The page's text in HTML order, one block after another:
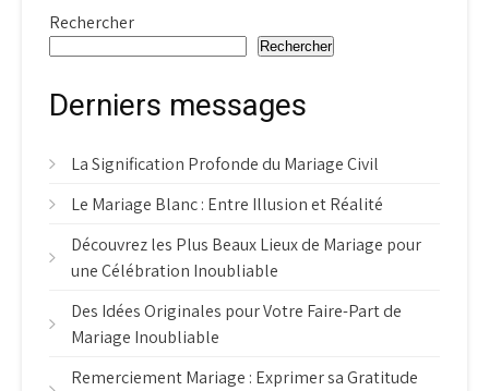
Rechercher
Rechercher
Derniers messages
La Signification Profonde du Mariage Civil
Le Mariage Blanc : Entre Illusion et Réalité
Découvrez les Plus Beaux Lieux de Mariage pour
une Célébration Inoubliable
Des Idées Originales pour Votre Faire-Part de
Mariage Inoubliable
Remerciement Mariage : Exprimer sa Gratitude